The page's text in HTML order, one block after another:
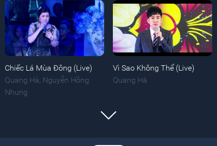
Chiếc Lá Mùa Đông (Live)
Quang Hà Nguyễn Hồng
Nhung
Vì Sao Không Thể (Live)
Quang Hà